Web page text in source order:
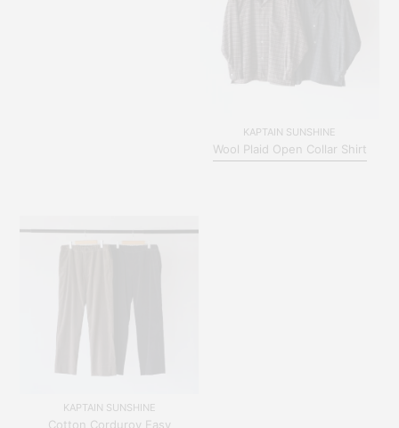
KAPTAIN SUNSHINE
Wool Plaid Open Collar Shirt
KAPTAIN SUNSHINE
Cotton Corduroy Easy